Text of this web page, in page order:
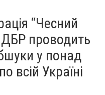
“Чесний
проводить
у понад
всій Україні